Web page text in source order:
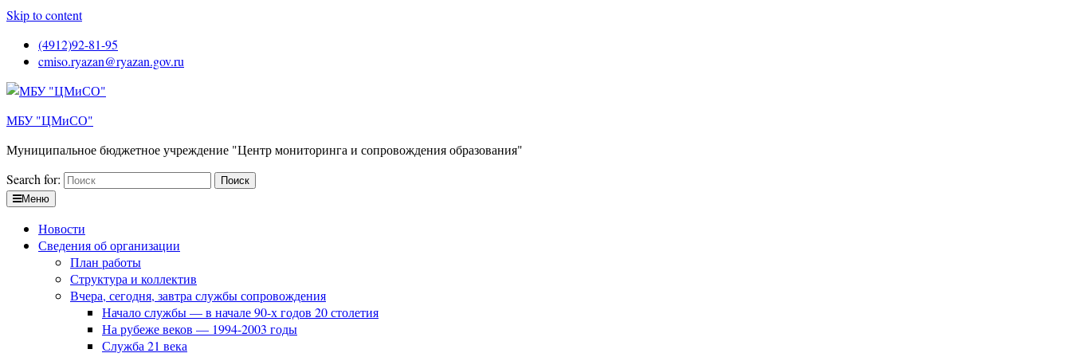
Skip to content
(4912)92-81-95
cmiso.ryazan@ryazan.gov.ru
МБУ "ЦМиСО"
Муниципальное бюджетное учреждение "Центр мониторинга и сопровождения образования"
Search for:
Меню
Новости
Сведения об организации
План работы
Структура и коллектив
Вчера, сегодня, завтра службы сопровождения
Начало службы — в начале 90-х годов 20 столетия
На рубеже веков — 1994-2003 годы
Служба 21 века